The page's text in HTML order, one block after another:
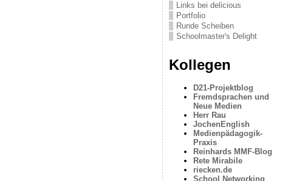
Links bei delicious
Portfolio
Runde Scheiben
Schoolmaster's Delight
Kollegen
D21-Projektblog
Fremdsprachen und
Neue Medien
Herr Rau
JochenEnglish
Medienpädagogik-
Praxis
Reinhards MMF-Blog
Rete Mirabile
riecken.de
School Networking